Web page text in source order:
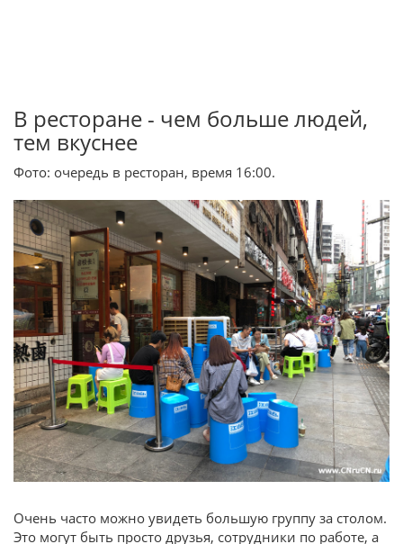
В ресторане - чем больше людей,
тем вкуснее
Фото: очередь в ресторан, время 16:00.
Очень часто можно увидеть большую группу за столом.
Это могут быть просто друзья, сотрудники по работе, а